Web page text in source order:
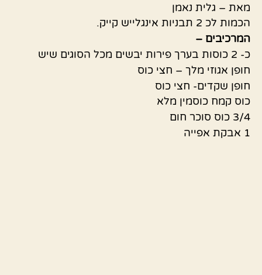
מאת – גלית נאמן
הכמות לכ 2 תבניות אינגלייש קייק.
המרכיבים –
כ- 2 כוסות בערך פירות יבשים מכל הסוגים שיש
חופן אגוזי מלך – חצי כוס
חופן שקדים- חצי כוס
כוס קמח כוסמין מלא
3/4 כוס סוכר חום
1 אבקת אפייה